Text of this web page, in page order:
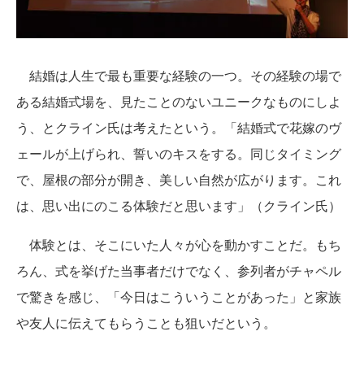
結婚は人生で最も重要な経験の一つ。その経験の場で
ある結婚式場を、見たことのないユニークなものにしよ
う、とクライン氏は考えたという。「結婚式で花嫁のヴ
ェールが上げられ、誓いのキスをする。同じタイミング
で、屋根の部分が開き、美しい自然が広がります。これ
は、思い出にのこる体験だと思います」（クライン氏）
体験とは、そこにいた人々が心を動かすことだ。もち
ろん、式を挙げた当事者だけでなく、参列者がチャペル
で驚きを感じ、「今日はこういうことがあった」と家族
や友人に伝えてもらうことも狙いだという。